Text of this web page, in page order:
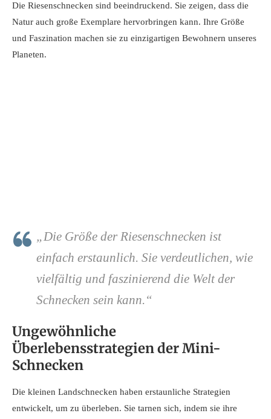
Die Riesenschnecken sind beeindruckend. Sie zeigen, dass die
Natur auch große Exemplare hervorbringen kann. Ihre Größe
und Faszination machen sie zu einzigartigen Bewohnern unseres
Planeten.
„Die Größe der Riesenschnecken ist
einfach erstaunlich. Sie verdeutlichen, wie
vielfältig und faszinierend die Welt der
Schnecken sein kann.“
Ungewöhnliche
Überlebensstrategien der Mini-
Schnecken
Die kleinen Landschnecken haben erstaunliche Strategien
entwickelt, um zu überleben. Sie tarnen sich, indem sie ihre